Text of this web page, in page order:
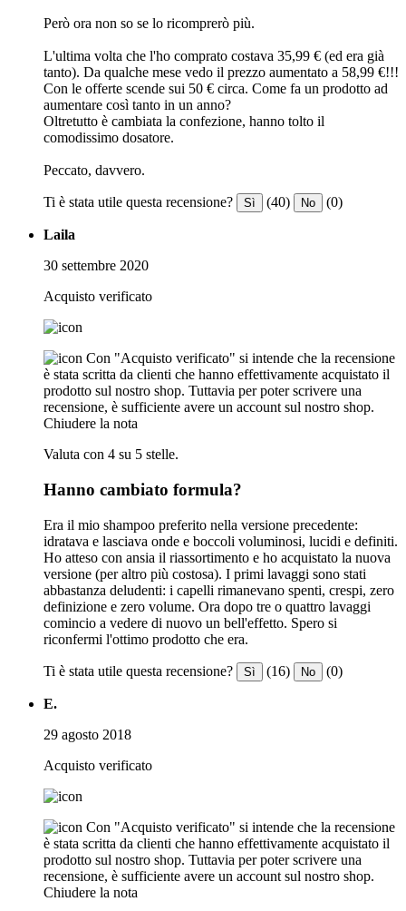
Però ora non so se lo ricomprerò più.
L'ultima volta che l'ho comprato costava 35,99 € (ed era già
tanto). Da qualche mese vedo il prezzo aumentato a 58,99 €!!!
Con le offerte scende sui 50 € circa. Come fa un prodotto ad
aumentare così tanto in un anno?
Oltretutto è cambiata la confezione, hanno tolto il
comodissimo dosatore.
Peccato, davvero.
Ti è stata utile questa recensione? Sì (40) No (0)
Laila
30 settembre 2020
Acquisto verificato
Con "Acquisto verificato" si intende che la recensione
è stata scritta da clienti che hanno effettivamente acquistato il
prodotto sul nostro shop. Tuttavia per poter scrivere una
recensione, è sufficiente avere un account sul nostro shop.
Chiudere la nota
Valuta con 4 su 5 stelle.
Hanno cambiato formula?
Era il mio shampoo preferito nella versione precedente:
idratava e lasciava onde e boccoli voluminosi, lucidi e definiti.
Ho atteso con ansia il riassortimento e ho acquistato la nuova
versione (per altro più costosa). I primi lavaggi sono stati
abbastanza deludenti: i capelli rimanevano spenti, crespi, zero
definizione e zero volume. Ora dopo tre o quattro lavaggi
comincio a vedere di nuovo un bell'effetto. Spero si
riconfermi l'ottimo prodotto che era.
Ti è stata utile questa recensione? Sì (16) No (0)
E.
29 agosto 2018
Acquisto verificato
Con "Acquisto verificato" si intende che la recensione
è stata scritta da clienti che hanno effettivamente acquistato il
prodotto sul nostro shop. Tuttavia per poter scrivere una
recensione, è sufficiente avere un account sul nostro shop.
Chiudere la nota